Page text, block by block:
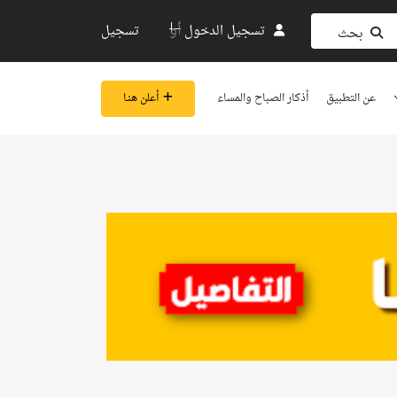
بحث تسجيل الدخولأو تسجيل
عن التطبيق أذكار الصباح والمساء أعلن هنـا